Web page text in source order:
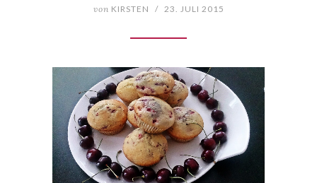
von KIRSTEN / 23. JULI 2015